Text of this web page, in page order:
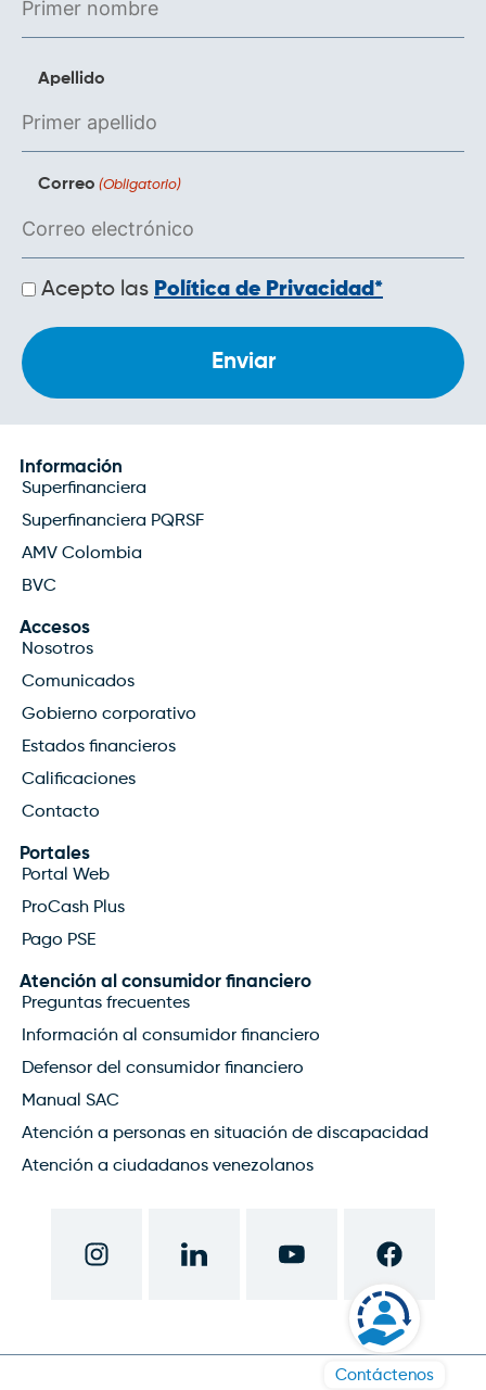
Contáctenos
Apellido
Correo (Obligatorio)
Políticas
de
Acepto las Política de Privacidad*
Información
Superfinanciera
Superfinanciera PQRSF
AMV Colombia
BVC
Accesos
Nosotros
Comunicados
Gobierno corporativo
Estados financieros
Calificaciones
Contacto
Portales
Portal Web
ProCash Plus
Pago PSE
Atención al consumidor financiero
Preguntas frecuentes
Información al consumidor financiero
Defensor del consumidor financiero
Manual SAC
Atención a personas en situación de discapacidad
Atención a ciudadanos venezolanos